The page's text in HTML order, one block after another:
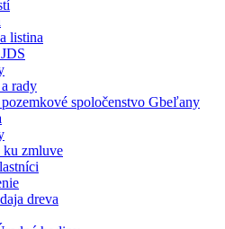
listina
rady
spoločenstvo Gbeľany
ku zmluve
dreva